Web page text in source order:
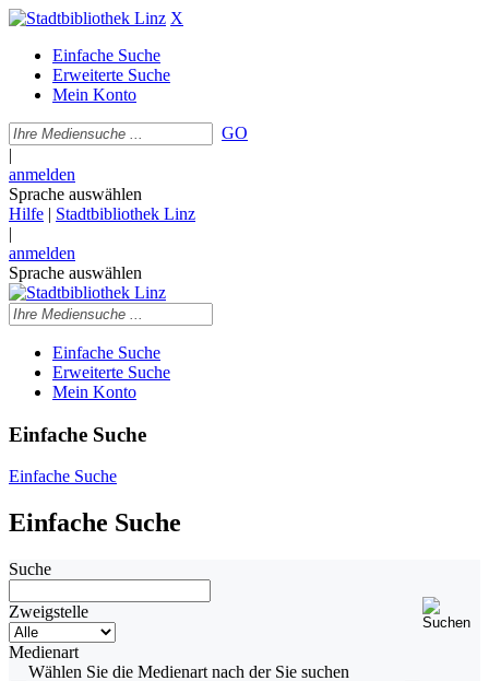
X
Einfache Suche
Erweiterte Suche
Mein Konto
GO
|
anmelden
Sprache auswählen
Hilfe | Stadtbibliothek Linz
|
anmelden
Sprache auswählen
Einfache Suche
Erweiterte Suche
Mein Konto
Einfache Suche
Einfache Suche
Einfache Suche
Suche
Zweigstelle
Medienart
Wählen Sie die Medienart nach der Sie suchen